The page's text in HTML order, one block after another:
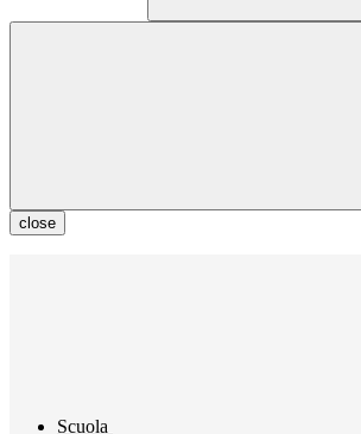
close
Scuola